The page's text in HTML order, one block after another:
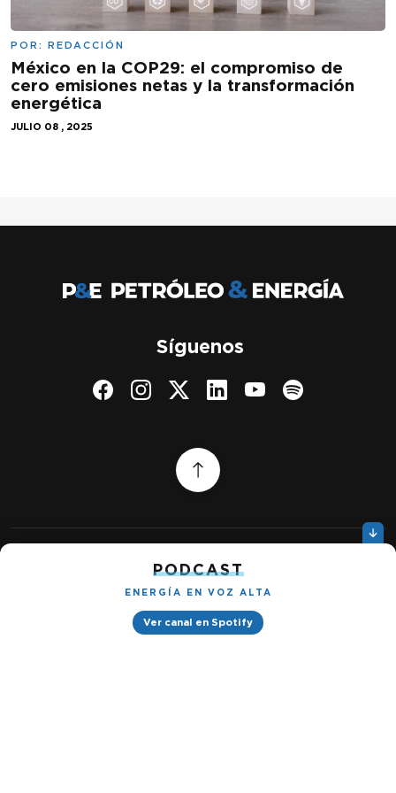
POR: REDACCIÓN
México en la COP29: el compromiso de
cero emisiones netas y la transformación
energética
JULIO 08 , 2025
PODCAST
ENERGÍA EN VOZ ALTA
Ver canal en Spotify
Síguenos
Política de privacidad
Petróleo & Energía © 2026